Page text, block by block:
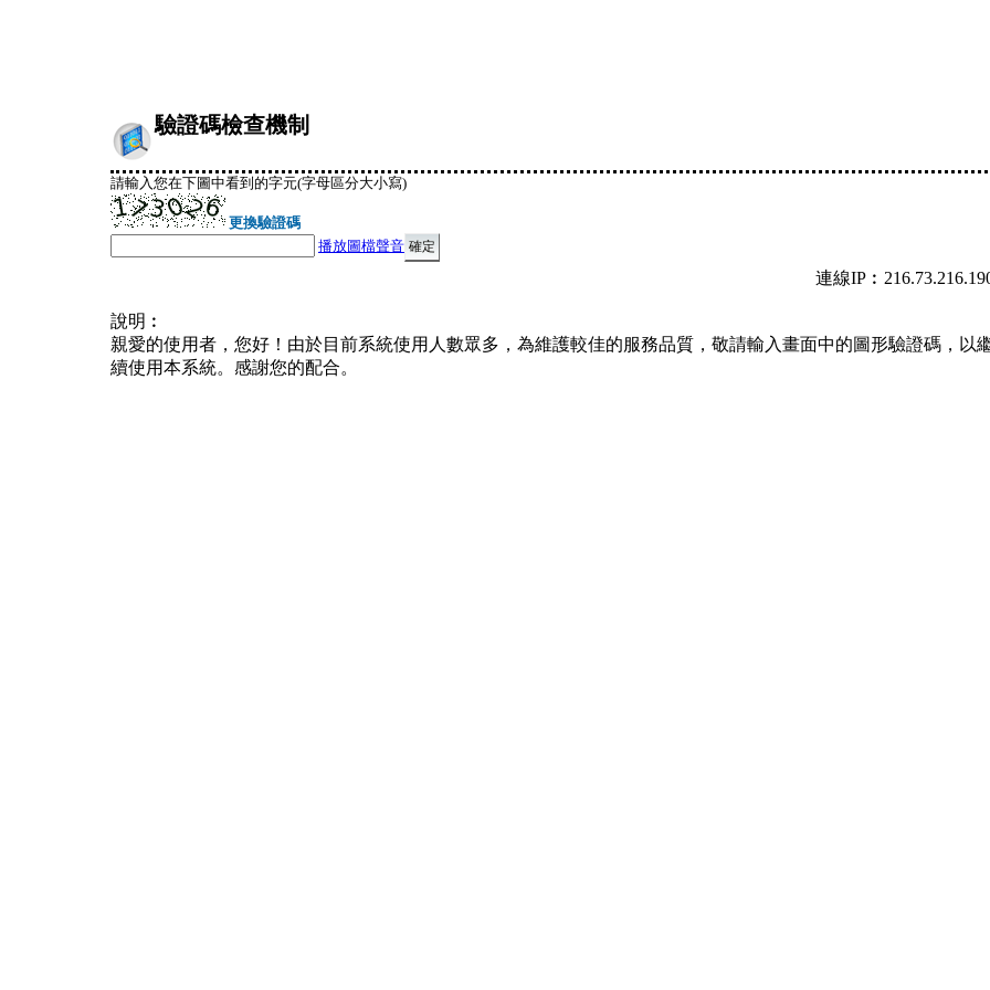
驗證碼檢查機制
請輸入您在下圖中看到的字元(字母區分大小寫)
更換驗證碼
播放圖檔聲音
連線
說明︰
親愛的使用者，您好！由於目前系統使用人數眾多，為維護較佳的服務品質，敬請輸入畫面中的圖形驗證碼，以
續使用本系統。感謝您的配合。